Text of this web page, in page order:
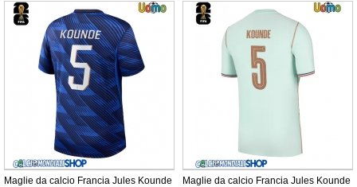
Maglie da calcio Francia Jules Kounde
Maglie da calcio Francia Jules Kounde